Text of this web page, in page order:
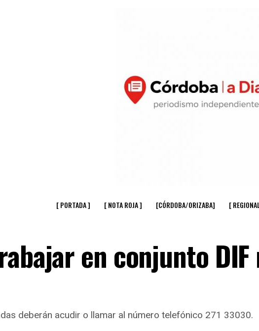
[ PORTADA ] [ NOTA ROJA ] [CÓRDOBA/ORIZABA] [
en conjunto
deberán acudir o llamar al número telefónico 271 33030.